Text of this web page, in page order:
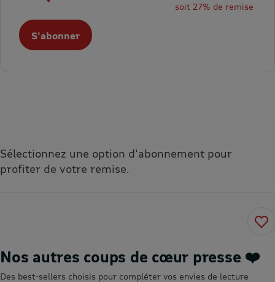
soit 27% de remise
S'abonner
Sélectionnez une option d'abonnement pour
profiter de votre remise.
Nos autres coups de cœur presse ❤️
Des best-sellers choisis pour compléter vos envies de lecture